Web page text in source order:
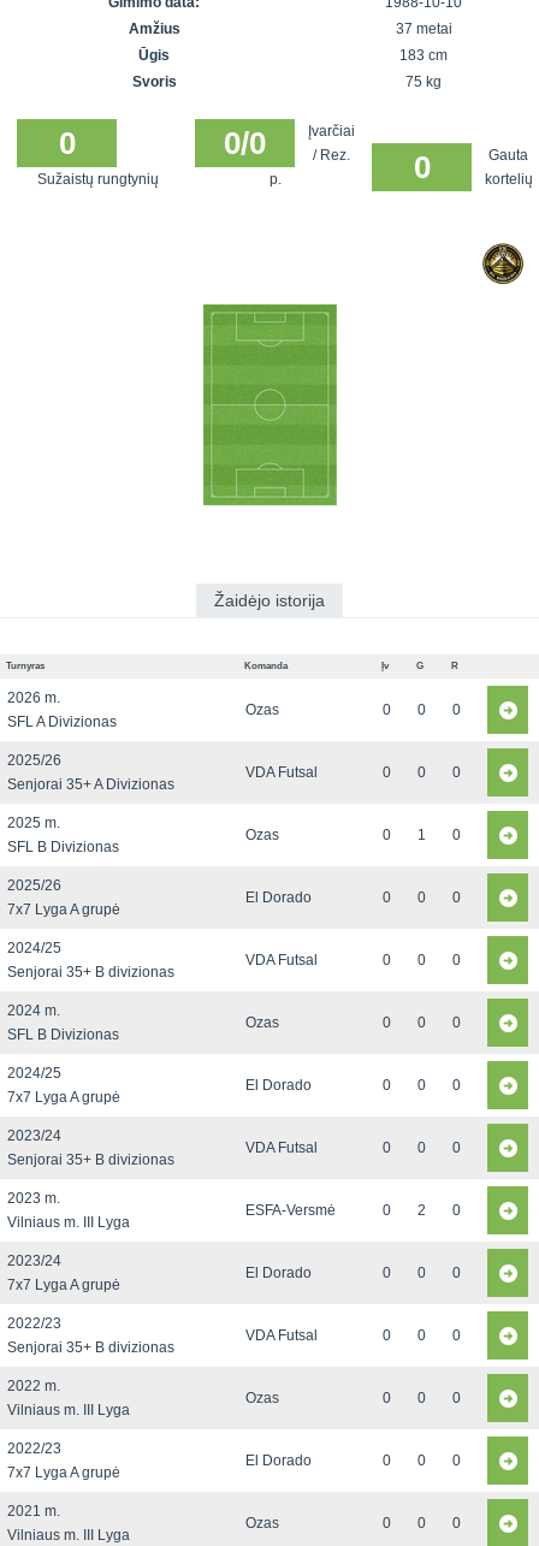
SFL rudens
Snaigės taurė
čempionatas
Vilnius
Amžius
37 metai
Ūgis
183 cm
Svoris
75 kg
0
Sužaistų rungtynių
0/0
Įvarčiai
/ Rez.
p.
0
Gauta
kortelių
Žaidėjo istorija
Turnyras Komanda Įv G R
2026 m.
SFL A Divizionas
Ozas 0 0 0
2025/26
Senjorai 35+ A Divizionas
VDA Futsal 0 0 0
2025 m.
SFL B Divizionas
Ozas 0 1 0
2025/26
7x7 Lyga A grupė
El Dorado 0 0 0
2024/25
Senjorai 35+ B divizionas
VDA Futsal 0 0 0
2024 m.
SFL B Divizionas
Ozas 0 0 0
2024/25
7x7 Lyga A grupė
El Dorado 0 0 0
2023/24
Senjorai 35+ B divizionas
VDA Futsal 0 0 0
2023 m.
Vilniaus m. III Lyga
ESFA-Versmė 0 2 0
2023/24
7x7 Lyga A grupė
El Dorado 0 0 0
2022/23
Senjorai 35+ B divizionas
VDA Futsal 0 0 0
2022 m.
Vilniaus m. III Lyga
Ozas 0 0 0
2022/23
7x7 Lyga A grupė
El Dorado 0 0 0
2021 m.
Vilniaus m. III Lyga
Ozas 0 0 0